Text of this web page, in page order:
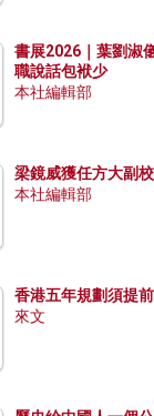
書展2026｜葉劉淑
職說話包袱少
本社編輯部
梁鏡威獲任方大副
本社編輯部
香港五年規劃須提
來文